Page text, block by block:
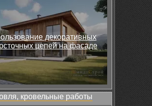
декоративных
цепей на фасаде
кровельные работы